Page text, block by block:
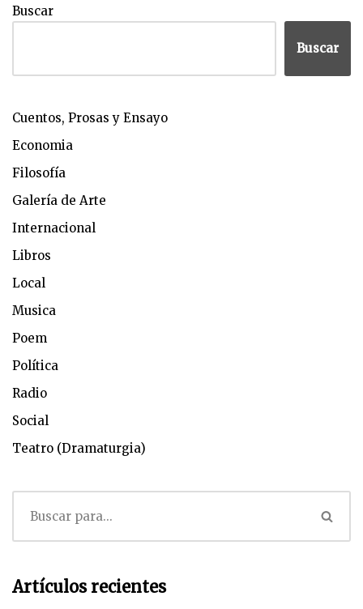
Buscar
Buscar
Cuentos, Prosas y Ensayo
Economia
Filosofía
Galería de Arte
Internacional
Libros
Local
Musica
Poem
Política
Radio
Social
Teatro (Dramaturgia)
Artículos recientes